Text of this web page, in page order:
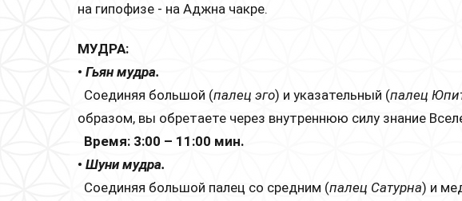
на гипофизе - на Аджна чакре.
МУДРА:
• Гьян мудра.
Соединяя большой (палец эго) и указательный (палец
образом, вы обретаете через внутреннюю силу знание
Время: 3:00 – 11:00 мин.
• Шуни мудра.
Соединяя большой палец со средним (палец Сатурна) и